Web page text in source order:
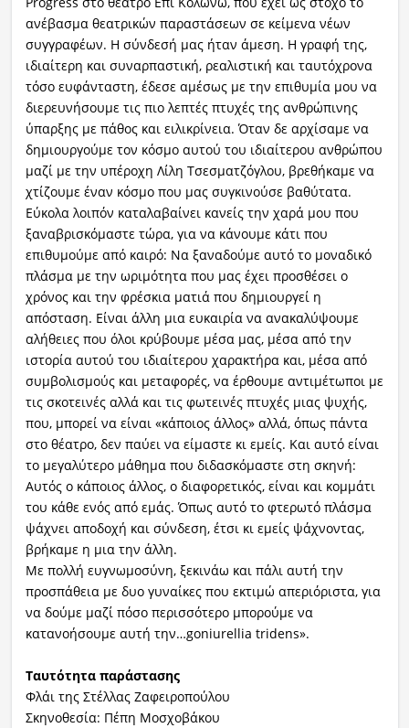
ανέβασμα θεατρικών παραστάσεων σε κείμενα νέων
συγγραφέων. Η σύνδεσή μας ήταν άμεση. Η γραφή της,
ιδιαίτερη και συναρπαστική, ρεαλιστική και ταυτόχρονα
τόσο ευφάνταστη, έδεσε αμέσως με την επιθυμία μου να
διερευνήσουμε τις πιο λεπτές πτυχές της ανθρώπινης
ύπαρξης με πάθος και ειλικρίνεια. Όταν δε αρχίσαμε να
δημιουργούμε τον κόσμο αυτού του ιδιαίτερου ανθρώπου
μαζί με την υπέροχη Λίλη Τσεσματζόγλου, βρεθήκαμε να
χτίζουμε έναν κόσμο που μας συγκινούσε βαθύτατα.
Εύκολα λοιπόν καταλαβαίνει κανείς την χαρά μου που
ξαναβρισκόμαστε τώρα, για να κάνουμε κάτι που
επιθυμούμε από καιρό: Να ξαναδούμε αυτό το μοναδικό
πλάσμα με την ωριμότητα που μας έχει προσθέσει ο
χρόνος και την φρέσκια ματιά που δημιουργεί η
απόσταση. Είναι άλλη μια ευκαιρία να ανακαλύψουμε
αλήθειες που όλοι κρύβουμε μέσα μας, μέσα από την
ιστορία αυτού του ιδιαίτερου χαρακτήρα και, μέσα από
συμβολισμούς και μεταφορές, να έρθουμε αντιμέτωποι με
τις σκοτεινές αλλά και τις φωτεινές πτυχές μιας ψυχής,
που, μπορεί να είναι «κάποιος άλλος» αλλά, όπως πάντα
στο θέατρο, δεν παύει να είμαστε κι εμείς. Και αυτό είναι
το μεγαλύτερο μάθημα που διδασκόμαστε στη σκηνή:
Αυτός ο κάποιος άλλος, ο διαφορετικός, είναι και κομμάτι
του κάθε ενός από εμάς. Όπως αυτό το φτερωτό πλάσμα
ψάχνει αποδοχή και σύνδεση, έτσι κι εμείς ψάχνοντας,
βρήκαμε η μια την άλλη.
Με πολλή ευγνωμοσύνη, ξεκινάω και πάλι αυτή την
προσπάθεια με δυο γυναίκες που εκτιμώ απεριόριστα, για
να δούμε μαζί πόσο περισσότερο μπορούμε να
κατανοήσουμε αυτή την…goniurellia tridens».
Ταυτότητα παράστασης
Φλάι της Στέλλας Ζαφειροπούλου
Σκηνοθεσία: Πέπη Μοσχοβάκου